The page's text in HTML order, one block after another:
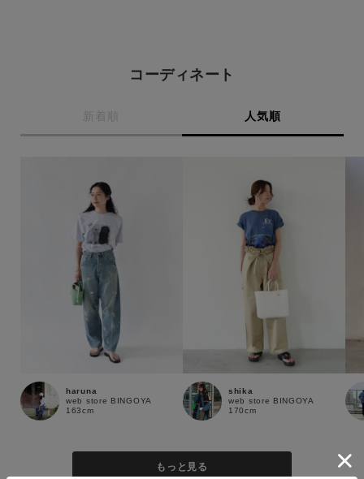
コーディネート
新着順 人気順
haruna
web store BINGOYA
163cm
shika
web store BINGOYA
170cm
もっと見る